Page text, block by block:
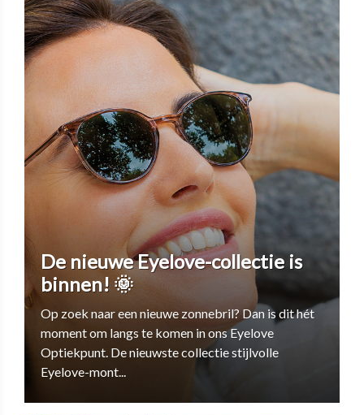
De nieuwe Eyelove-collectie is
binnen! 🌞
Op zoek naar een nieuwe zonnebril? Dan is dit hét
moment om langs te komen in ons Eyelove
Optiekpunt. De nieuwste collectie stijlvolle
Eyelove-mont...